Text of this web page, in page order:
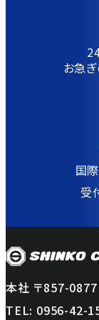
お急
国
受
本社 〒857-
TEL: 0956-42-